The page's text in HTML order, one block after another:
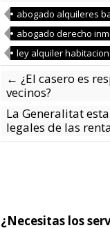
abogado alquileres
abogado derecho
ley alquiler
← ¿El casero es
vecinos?
La Generalitat
legales de las
¿Necesitas los